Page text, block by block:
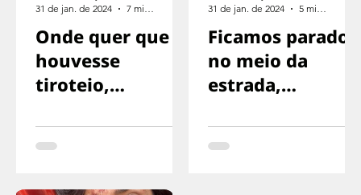
Onde quer que
houvesse
tiroteio,
direção oposta
31 de jan. de 2024
7 min de leitura
Ficamos parados
no meio da
estrada,
sinalizando para
o motorista
31 de jan. de 2024
5 min de leitura